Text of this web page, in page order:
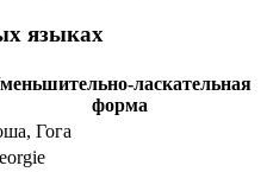
языках
ласкательная
форма
Гога